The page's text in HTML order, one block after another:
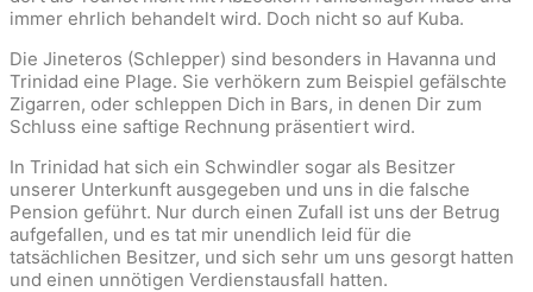
immer ehrlich behandelt wird. Doch nicht so auf Kuba.
Die Jineteros (Schlepper) sind besonders in Havanna und
Trinidad eine Plage. Sie verhökern zum Beispiel gefälschte
Zigarren, oder schleppen Dich in Bars, in denen Dir zum
Schluss eine saftige Rechnung präsentiert wird.
In Trinidad hat sich ein Schwindler sogar als Besitzer
unserer Unterkunft ausgegeben und uns in die falsche
Pension geführt. Nur durch einen Zufall ist uns der Betrug
aufgefallen, und es tat mir unendlich leid für die
tatsächlichen Besitzer, und sich sehr um uns gesorgt hatten
und einen unnötigen Verdienstausfall hatten.